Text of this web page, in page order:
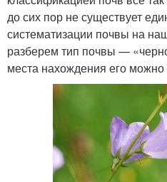
до сих пор не существует
систематизации почвы на
разберем тип почвы —
места нахождения его можно